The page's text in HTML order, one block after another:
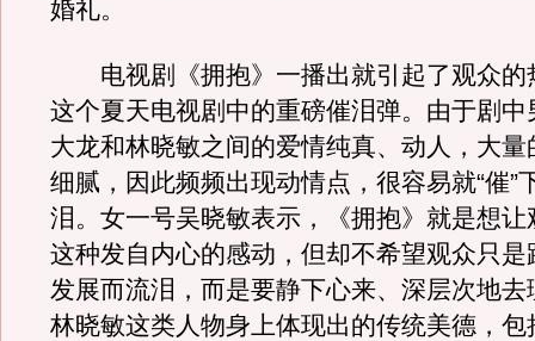
婚礼。
电视剧《拥抱》一播出就引起了观众的
这个夏天电视剧中的重磅催泪弹。由于剧中
大龙和林晓敏之间的爱情纯真、动人，大量
细腻，因此频频出现动情点，很容易就“催”
泪。女一号吴晓敏表示，《拥抱》就是想让
这种发自内心的感动，但却不希望观众只是
发展而流泪，而是要静下心来、深层次地去
林晓敏这类人物身上体现出的传统美德，包